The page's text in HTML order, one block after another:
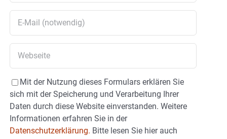
Mit der Nutzung dieses Formulars erklären Sie
sich mit der Speicherung und Verarbeitung Ihrer
Daten durch diese Website einverstanden. Weitere
Informationen erfahren Sie in der
Datenschutzerklärung. Bitte lesen Sie hier auch